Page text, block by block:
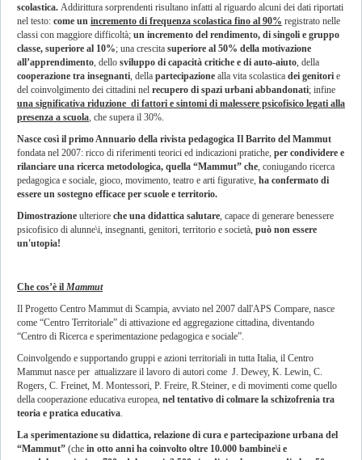
scolastica. Addirittura sorprendenti risultano infatti al riguardo alcuni dei dati riportati
nel testo: come un incremento di frequenza scolastica fino al 90% registrato nelle
classi con maggiore difficoltà; un incremento del rendimento, di singoli e gruppo
classe, superiore al 10%; una crescita superiore al 50% della motivazione
all’apprendimento, dello sviluppo di capacità critiche e di auto-aiuto, della
cooperazione tra insegnanti, della partecipazione alla vita scolastica dei genitori e
del coinvolgimento dei cittadini nel recupero di spazi urbani abbandonati; infine
una significativa riduzione di fattori e sintomi di malessere psicofisico legati alla
presenza a scuola, che supera il 30%.
Nasce così il primo Annuario della rivista pedagogica Il Barrito del Mammut
fondata nel 2007: ricco di riferimenti teorici ed indicazioni pratiche, per condividere e
rilanciare una ricerca metodologica, quella “Mammut” che, coniugando ricerca
pedagogica e sociale, gioco, movimento, teatro e arti figurative, ha confermato di
essere un sostegno efficace per scuole e territorio.
Dimostrazione ulteriore che una didattica salutare, capace di generare benessere
psicofisico di alunne\i, insegnanti, genitori, territorio e società, può non essere
un'utopia!
Che cos’è il Mammut
Il Progetto Centro Mammut di Scampia, avviato nel 2007 dall'APS Compare, nasce
come “Centro Territoriale” di attivazione ed aggregazione cittadina, diventando
“Centro di Ricerca e sperimentazione pedagogica e sociale”.
Coinvolgendo e supportando gruppi e azioni territoriali in tutta Italia, il Centro
Mammut nasce per attualizzare il lavoro di autori come J. Dewey, K. Lewin, C.
Rogers, C. Freinet, M. Montessori, P. Freire, R.Steiner, e di movimenti come quello
della cooperazione educativa europea, nel tentativo di colmare la schizofrenia tra
teoria e pratica educativa.
La sperimentazione su didattica, relazione di cura e partecipazione urbana del
“Mammut” (che in otto anni ha coinvolto oltre 10.000 bambine\i e